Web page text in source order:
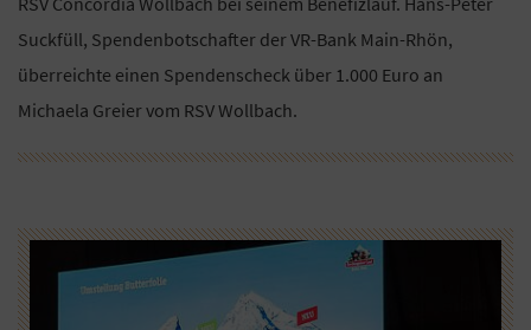
Suckfüll, Spendenbotschafter der VR-Bank Main-Rhön,
überreichte einen Spendenscheck über 1.000 Euro an
Michaela Greier vom RSV Wollbach.